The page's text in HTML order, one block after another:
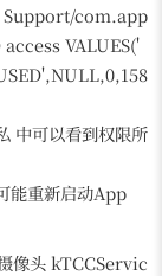
com.app
VALUES('
中可以看到权限所
能重新启动App
像头 kTCCServic